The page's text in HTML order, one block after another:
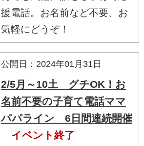
援電話。お名前など不要、お
気軽にどうぞ！
公開日：2024年01月31日
2/5月～10土 グチOK！お
名前不要の子育て電話ママ
パパライン 6日間連続開催
イベント終了